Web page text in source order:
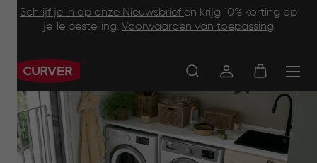
Schrijf je in op onze Nieuwsbrief en krijg 10% korting op
je 1e bestelling. Voorwaarden van toepassing
Main
navigation
Footer